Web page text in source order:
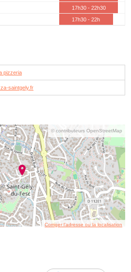
17h30 - 22h30
17h30 - 22h
pizzeria
saintgely.fr
© contributeurs OpenStreetMap
Corriger l’adresse ou la localisation